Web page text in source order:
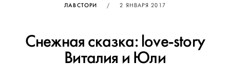
ЛАВСТОРИ / ОПУБЛИКОВАНО
2 ЯНВАРЯ 2017
Снежная сказка: love-story
Виталия и Юли